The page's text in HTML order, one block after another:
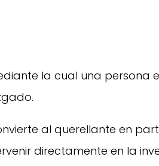
la cual una persona
al querellante en
directamente en la